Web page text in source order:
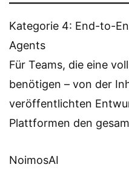
Kategorie 4: End-to-
Agents
Für Teams, die eine
benötigen – von der
veröffentlichten
Plattformen den
NoimosAI